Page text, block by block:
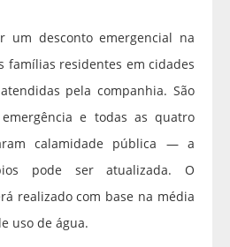
um desconto emergencial na
famílias residentes em cidades
pela companhia. São
e todas as quatro
calamidade pública — a
pode ser atualizada. O
realizado com base na média
uso de água.